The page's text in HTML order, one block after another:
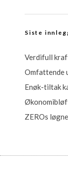
Siste
Verdifull
Omfattende
Enøk-tiltak
ZEROs